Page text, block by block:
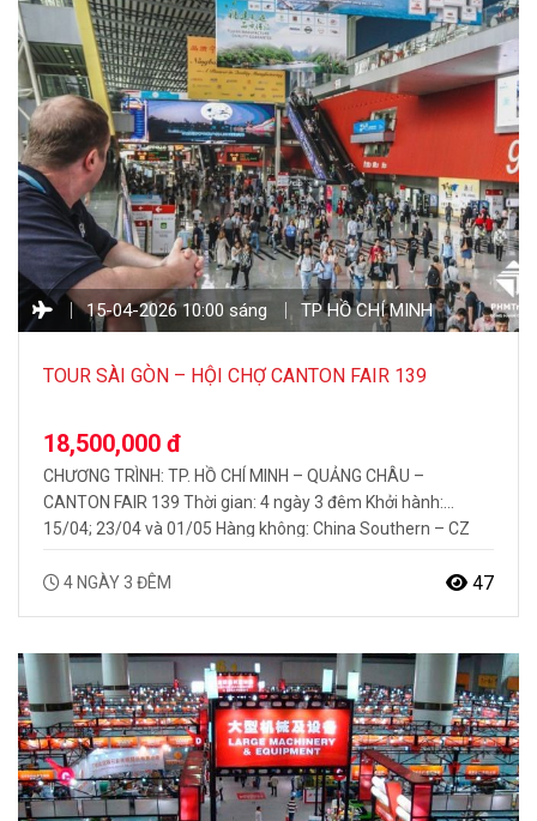
15-04-2026 10:00 sáng TP HỒ CHÍ MINH
TOUR SÀI GÒN – HỘI CHỢ CANTON FAIR 139
18,500,000 đ
CHƯƠNG TRÌNH: TP. HỒ CHÍ MINH – QUẢNG CHÂU –
CANTON FAIR 139 Thời gian: 4 ngày 3 đêm Khởi hành:
15/04; 23/04 và 01/05 Hàng không: China Southern – CZ
khám phá hội chợ Quảng Châu Canton Fair 139 Bay thẳng
4 NGÀY 3 ĐÊM 47